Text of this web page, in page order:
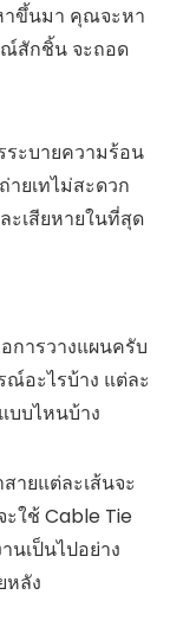
าขึ้นมา คุณจะหา
ณ์สักชิ้น จะถอด
ระบายความร้อน
ายเทไม่สะดวก
ะเสียหายในที่สุด
การวางแผนครับ
อะไรบ้าง แต่ละ
บบไหนบ้าง
ายแต่ละเส้นจะ
ะใช้ Cable Tie
นเป็นไปอย่าง
หลัง